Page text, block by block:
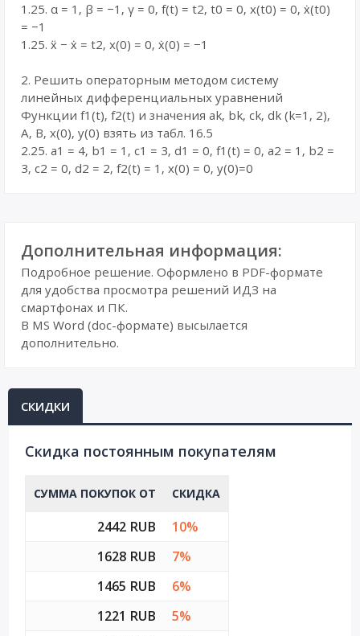
1.25. α = 1, β = −1, γ = 0, f(t) = t2, t0 = 0, x(t0) = 0, ẋ(t0)
= −1
1.25. ẍ − ẋ = t2, x(0) = 0, ẋ(0) = −1
2. Решить операторным методом систему
линейных дифференциальных уравнений
Функции f1(t), f2(t) и значения ak, bk, ck, dk (k=1, 2),
A, B, x(0), y(0) взять из табл. 16.5
2.25. a1 = 4, b1 = 1, c1 = 3, d1 = 0, f1(t) = 0, a2 = 1, b2 =
3, c2 = 0, d2 = 2, f2(t) = 1, x(0) = 0, y(0)=0
Дополнительная информация:
Подробное решение. Оформлено в PDF-формате
для удобства просмотра решений ИДЗ на
смартфонах и ПК.
В MS Word (doc-формате) высылается
дополнительно.
СКИДКИ
Cкидка постоянным покупателям
СУММА ПОКУПОК ОТ СКИДКА
2442 RUB
10%
1628 RUB
7%
1465 RUB
6%
1221 RUB
5%